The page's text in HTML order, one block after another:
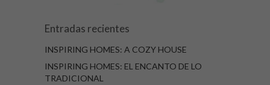
Entradas recientes
INSPIRING HOMES: A COZY HOUSE
INSPIRING HOMES: EL ENCANTO DE LO
TRADICIONAL